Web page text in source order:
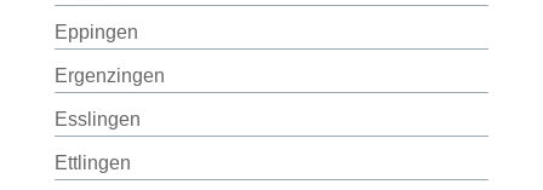
Eppingen
Ergenzingen
Esslingen
Ettlingen